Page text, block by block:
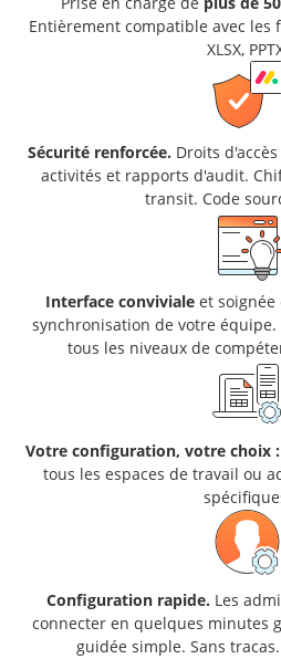
Entièrement compatible avec les
XLSX,
Sécurité renforcée. Droits
activités et rapports d'audit.
transit. Code
Interface convivialeet soignée
synchronisation de votre équipe.
tous les niveaux de
Votre configuration, votre choix :
tous les espaces de travail ou
Configuration rapide. Les
connecter en quelques minutes
guidée simple. Sans